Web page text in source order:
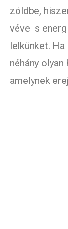
zöldbe,
véve is
lelkünket.
néhány
amelynek